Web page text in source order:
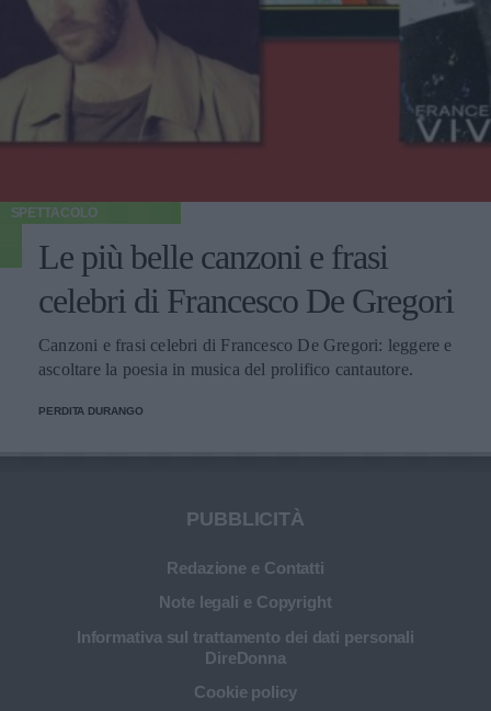
SPETTACOLO
Le più belle canzoni e frasi
celebri di Francesco De Gregori
Canzoni e frasi celebri di Francesco De Gregori: leggere e
ascoltare la poesia in musica del prolifico cantautore.
PERDITA DURANGO
PUBBLICITÀ
Redazione e Contatti
Note legali e Copyright
Informativa sul trattamento dei dati personali
DireDonna
Cookie policy